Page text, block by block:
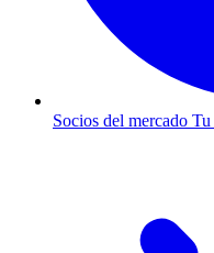
Socios del mercado Tu